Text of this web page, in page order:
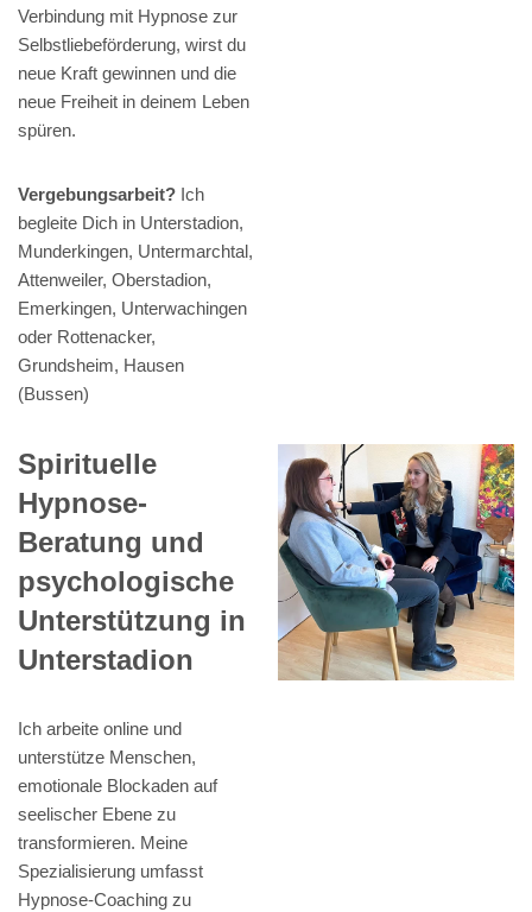
Verbindung mit Hypnose zur
Selbstliebeförderung, wirst du
neue Kraft gewinnen und die
neue Freiheit in deinem Leben
spüren.
Vergebungsarbeit? Ich
begleite Dich in Unterstadion,
Munderkingen, Untermarchtal,
Attenweiler, Oberstadion,
Emerkingen, Unterwachingen
oder Rottenacker,
Grundsheim, Hausen
(Bussen)
Spirituelle
Hypnose-
Beratung und
psychologische
Unterstützung in
Unterstadion
Ich arbeite online und
unterstütze Menschen,
emotionale Blockaden auf
seelischer Ebene zu
transformieren. Meine
Spezialisierung umfasst
Hypnose-Coaching zu